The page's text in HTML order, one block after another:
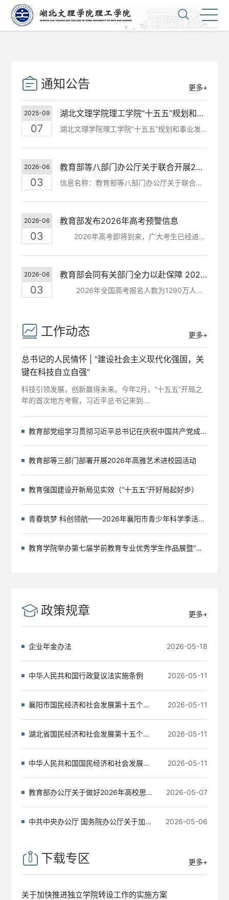
通知公告 更多+
2025-09
07
湖北文理学院理工学院“十五五”规划和事业发展建言献策邀请函
湖北文理学院理工学院“十五五”规划和事业发展建言献策邀请...
2026-06
03
教育部等八部门办公厅关于联合开展2026年度高校毕业生等重点群体促就业“国聘行动...
信息名称：教育部等八部门办公厅关于联合开展2026年度高校毕...
2026-06
03
教育部发布2026年高考预警信息
2026年高考即将到来，广大考生已经进入最后冲刺阶段，一...
2026-06
03
教育部会同有关部门全力以赴保障 2026年高考安全
2026年全国高考报名人数为1290万人。教育部会同国家...
工作动态 更多+
总书记的人民情怀 | “建设社会主义现代化强国，关
键在科技自立自强”
科技引领发展，创新赢得未来。今年2月，“十五五”开局之
年的首次地方考察，习近平总书记来到...
教育部党组学习贯彻习近平总书记在庆祝中国共产党成立105周年大会上的重要讲话精神
教育部等三部门部署开展2026年高雅艺术进校园活动
教育强国建设开新局见实效（“十五五”开好局起好步）
青春筑梦 科创领航——2026年襄阳市青少年科学季活动在我校举办
教育学院举办第七届学前教育专业优秀学生作品展暨“一课一展”活动
政策规章 更多+
企业年金办法 2026-05-18
中华人民共和国行政复议法实施条例 2026-05-11
襄阳市国民经济和社会发展第十五个五年规划纲要 2026-05-11
湖北省国民经济和社会发展第十五个五年规划纲要 2026-05-11
中华人民共和国国民经济和社会发展第十五个五年规... 2026-05-11
教育部办公厅关于做好2026年高校思想政治工作骨干... 2026-05-07
中共中央办公厅 国务院办公厅关于加强新就业群体服... 2026-05-06
下载专区 更多+
关于加快推进独立学院转设工作的实施方案